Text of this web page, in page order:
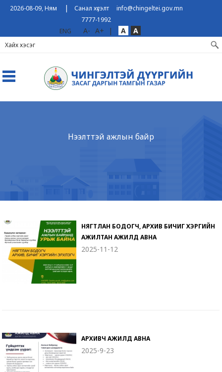
2026-08-09, Ням | Санал хүсэлт
info@chingeltei.gov.mn
7777-1992
ENG
A- A+ | A A
Нээлттэй ажлын байр
НЯГТЛАН БОДОГЧ, АРХИВ БИЧИГ ХЭРГИЙН
АЖИЛТАН АЖИЛД АВНА
2025-11-12
АРХИВЧ АЖИЛД АВНА
2025-9-23